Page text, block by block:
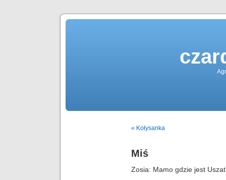
« Kołysanka
Miś
Zosia: Mamo gdzie jest